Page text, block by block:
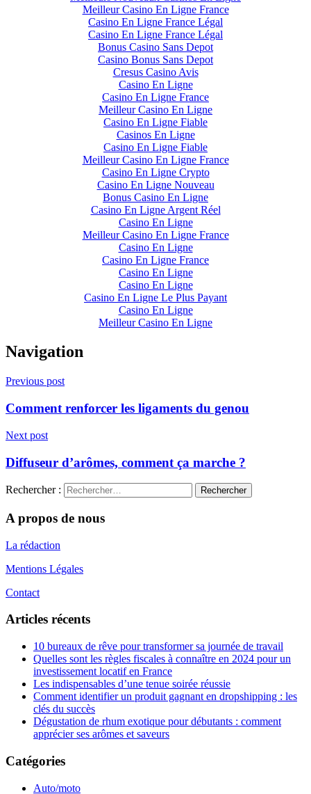
Meilleur Casino En Ligne France
Casino En Ligne France Légal
Casino En Ligne France Légal
Bonus Casino Sans Depot
Casino Bonus Sans Depot
Cresus Casino Avis
Casino En Ligne
Casino En Ligne France
Meilleur Casino En Ligne
Casino En Ligne Fiable
Casinos En Ligne
Casino En Ligne Fiable
Meilleur Casino En Ligne France
Casino En Ligne Crypto
Casino En Ligne Nouveau
Bonus Casino En Ligne
Casino En Ligne Argent Réel
Casino En Ligne
Meilleur Casino En Ligne France
Casino En Ligne
Casino En Ligne France
Casino En Ligne
Casino En Ligne
Casino En Ligne Le Plus Payant
Casino En Ligne
Meilleur Casino En Ligne
Navigation
Previous post
Comment renforcer les ligaments du genou
Next post
Diffuseur d’arômes, comment ça marche ?
Rechercher :
A propos de nous
La rédaction
Mentions Légales
Contact
Articles récents
10 bureaux de rêve pour transformer sa journée de travail
Quelles sont les règles fiscales à connaître en 2024 pour un
investissement locatif en France
Les indispensables d’une tenue soirée réussie
Comment identifier un produit gagnant en dropshipping : les
clés du succès
Dégustation de rhum exotique pour débutants : comment
apprécier ses arômes et saveurs
Catégories
Auto/moto